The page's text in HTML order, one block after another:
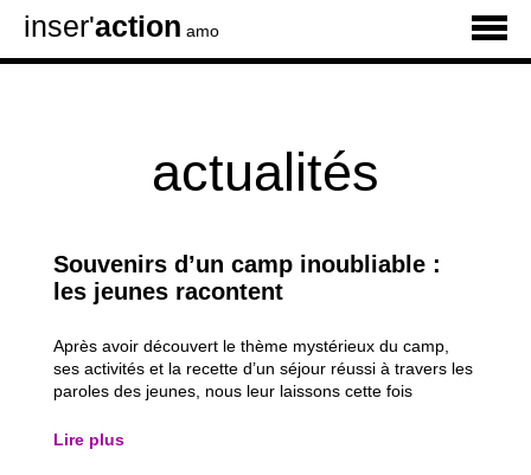
inser'action amo
actualités
Souvenirs d’un camp inoubliable :
les jeunes racontent
Après avoir découvert le thème mystérieux du camp,
ses activités et la recette d’un séjour réussi à travers les
paroles des jeunes, nous leur laissons cette fois
participants, découvrez les moments qui les ont le plus
Lire plus